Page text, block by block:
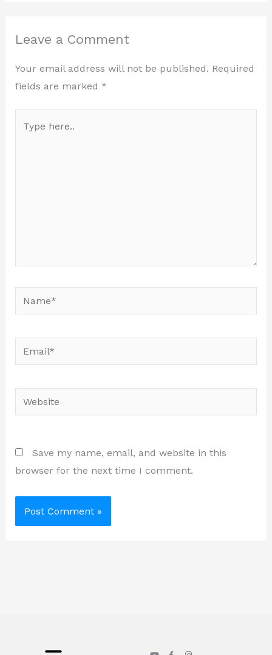
Leave a Comment
Your email address will not be published. Required
fields are marked *
Name*
Email*
Website
Save my name, email, and website in this
browser for the next time I comment.
Y
F
I